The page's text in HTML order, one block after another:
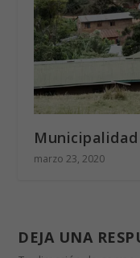
marzo 23, 2020
DEJA UNA